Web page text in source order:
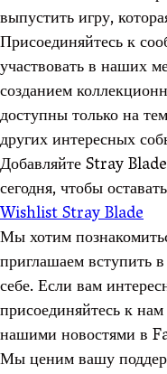
выпустить игру,
Присоединяйтесь к
участвовать в наших
созданием
доступны только на
других интересных
Добавляйте Stray
сегодня, чтобы
Wishlist Stray Blade
Мы хотим
приглашаем вступить
себе. Если вам
присоединяйтесь к
нашими новостями в
Мы ценим вашу